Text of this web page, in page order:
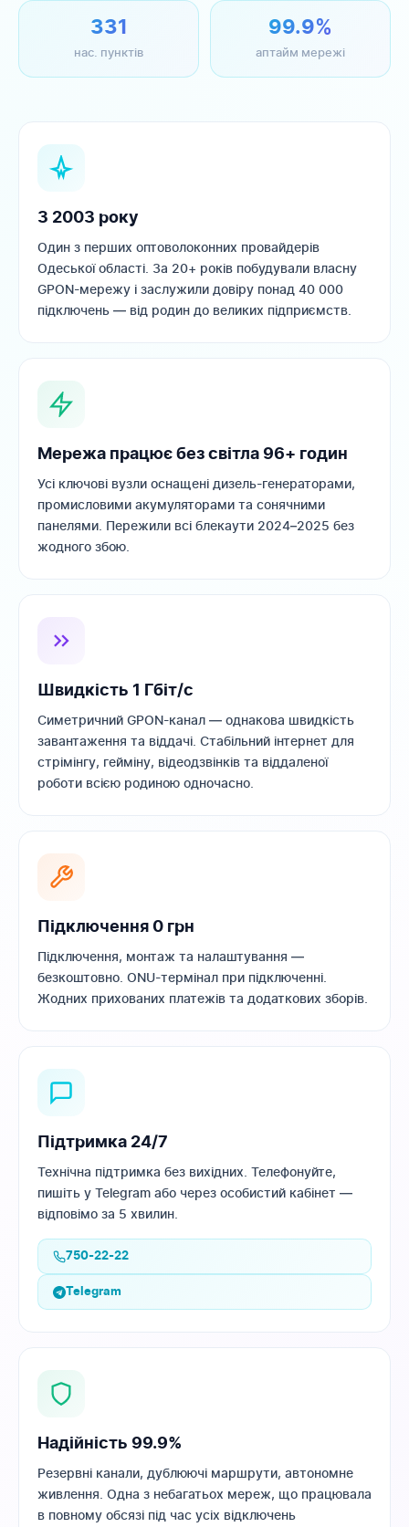
331
нас. пунктів
99.9%
аптайм мережі
З 2003 року
Один з перших оптоволоконних провайдерів
Одеської області. За 20+ років побудували власну
GPON-мережу і заслужили довіру понад 40 000
підключень — від родин до великих підприємств.
Мережа працює без світла 96+ годин
Усі ключові вузли оснащені дизель-генераторами,
промисловими акумуляторами та сонячними
панелями. Пережили всі блекаути 2024–2025 без
жодного збою.
Швидкість 1 Гбіт/с
Симетричний GPON-канал — однакова швидкість
завантаження та віддачі. Стабільний інтернет для
стрімінгу, гейміну, відеодзвінків та віддаленої
роботи всією родиною одночасно.
Підключення 0 грн
Підключення, монтаж та налаштування —
безкоштовно. ONU-термінал при підключенні.
Жодних прихованих платежів та додаткових зборів.
Підтримка 24/7
Технічна підтримка без вихідних. Телефонуйте,
пишіть у Telegram або через особистий кабінет —
відповімо за 5 хвилин.
750-22-22
Telegram
Надійність 99.9%
Резервні канали, дублюючі маршрути, автономне
живлення. Одна з небагатьох мереж, що працювала
в повному обсязі під час усіх відключень